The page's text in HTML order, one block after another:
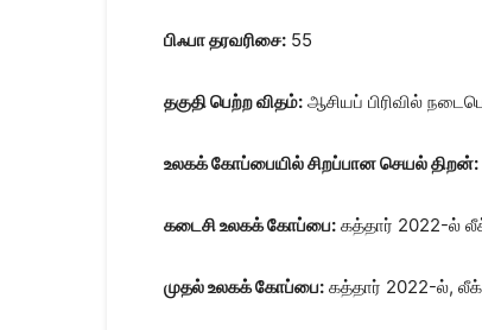
பிஃபா தரவரிசை: 55
தகுதி பெற்ற விதம்: ஆசியப் பிரிவில்
உலகக் கோப்பையில் சிறப்பான செயல் திறன்:
கடைசி உலகக் கோப்பை: கத்தார் 2022-ல்
முதல் உலகக் கோப்பை: கத்தார் 2022-ல்,